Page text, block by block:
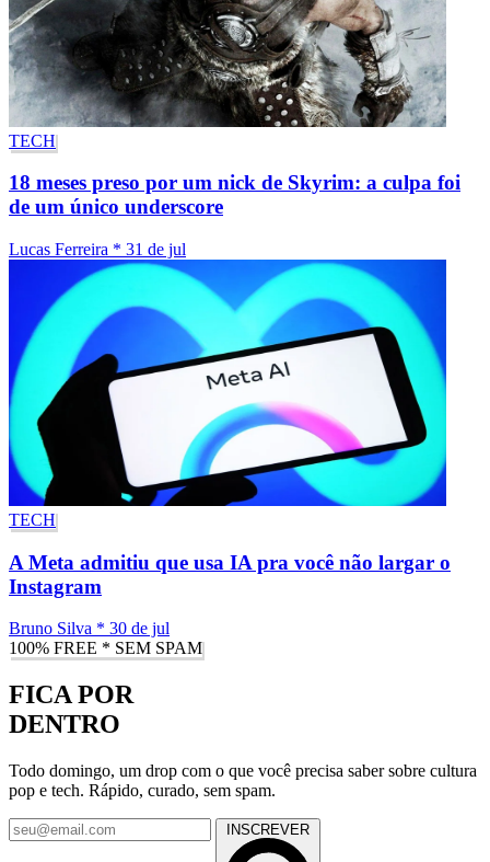
TECH
18 meses preso por um nick de Skyrim: a culpa foi
de um único underscore
Lucas Ferreira * 31 de jul
TECH
A Meta admitiu que usa IA pra você não largar o
Instagram
Bruno Silva * 30 de jul
100% FREE * SEM SPAM
FICA POR
DENTRO
Todo domingo, um drop com o que você precisa saber sobre cultura
pop e tech. Rápido, curado, sem spam.
INSCREVER